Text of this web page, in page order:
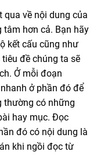
về nội dung của
tâm hơn cả. Bạn hãy
kết cấu cũng như
đề chúng ta sẽ
Ở mỗi đoạn
ở phần đó để
thường có những
hay mục. Đọc
đó có nội dung là
khi ngồi đọc từ